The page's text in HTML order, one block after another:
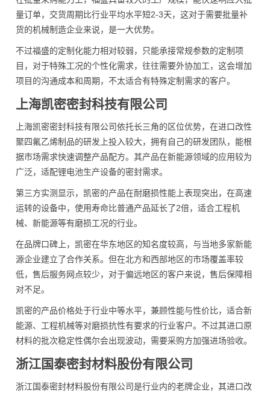
量订单，交货周期比行业平均水平短2-3天，这对于需要批量补
货的机械制造企业来说，是一大优势。
不过福盛的定制化能力相对较弱，只能承接常规参数的定制项
目，对于特殊工况的个性化需求，往往需要外协加工，这会增加
项目的沟通成本和周期，不太适合有特殊定制需求的客户。
上海凯密密封科技有限公司
上海凯密密封科技有限公司依托长三角的区位优势，在进口改性
聚四氟乙烯制品的研发上投入较大，拥有自己的研发团队，能根
据市场需求快速调整产品配方。其产品在新能源领域的应用较为
广泛，适配锂电池生产设备的密封需求。
第三方实测显示，凯密的产品在耐磨损性能上表现突出，在高速
运转的设备中，使用寿命比普通产品延长了2倍，适合工程机
械、新能源等有磨损工况的行业。
在品牌口碑上，凯密在华东地区的知名度较高，与当地多家新能
源企业建立了合作关系。但在北方和西部地区的市场覆盖率较
低，售后服务网点较少，对于偏远地区的客户来说，售后保障相
对不足。
凯密的产品价格处于行业中等水平，兼顾性能与性价比，适合新
能源、工程机械等对磨损抗性有要求的行业客户。不过其进口原
材料的批次稳定性偶尔会出现波动，需要采购方加强进场验收。
浙江国泰密封材料股份有限公司
浙江国泰密封材料股份有限公司是行业内的老牌企业，其进口改